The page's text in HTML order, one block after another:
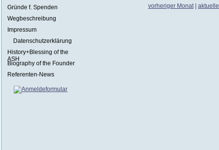
Gründe f. Spenden
Wegbeschreibung
Impressum
Datenschutzerklärung
History+Blessing of the
ASH
Biography of the Founder
Referenten-News
vorheriger Monat|